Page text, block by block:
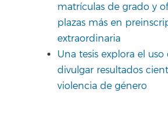
matrículas de grado y
plazas más en
extraordinaria
Una tesis explora el
divulgar resultados
violencia de género